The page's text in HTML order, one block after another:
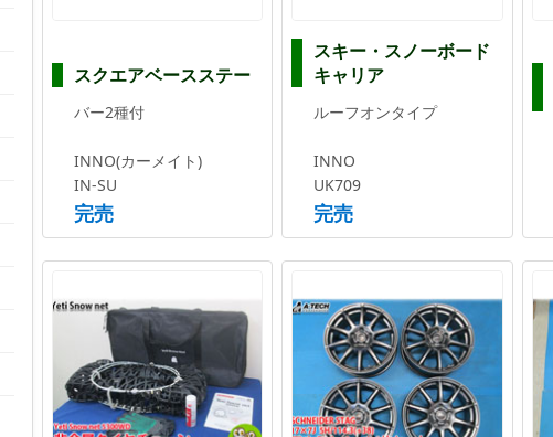
スクエアベースステー
バー2種付
INNO(カーメイト)
IN-SU
完売
スキー・スノーボード
キャリア
ルーフオンタイプ
INNO
UK709
完売